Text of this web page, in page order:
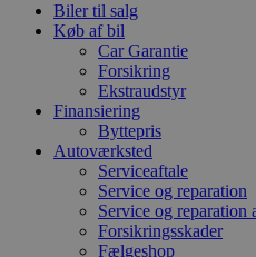
Biler til salg
Køb af bil
Car Garantie
Forsikring
Ekstraudstyr
Finansiering
Byttepris
Autoværksted
Serviceaftale
Service og reparation
Service og
Forsikringsskader
Fælgeshop